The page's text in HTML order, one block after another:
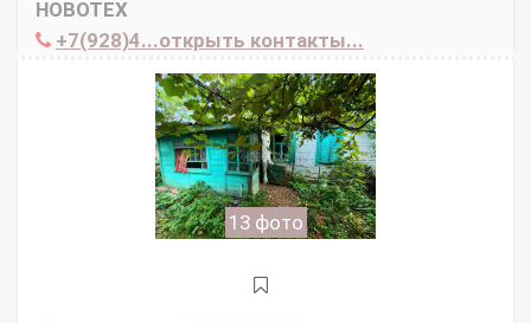
НОВОТЕХ
+7(928)4...открыть контакты...
13 фото